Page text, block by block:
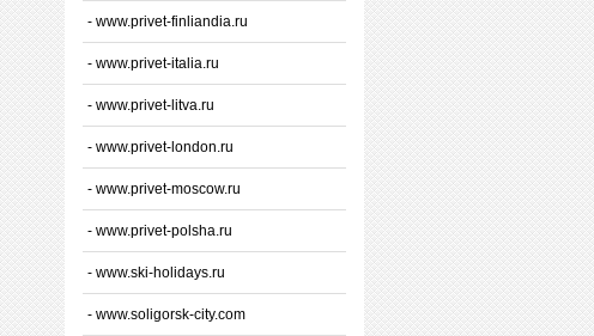
- www.privet-finliandia.ru
- www.privet-italia.ru
- www.privet-litva.ru
- www.privet-london.ru
- www.privet-moscow.ru
- www.privet-polsha.ru
- www.ski-holidays.ru
- www.soligorsk-city.com